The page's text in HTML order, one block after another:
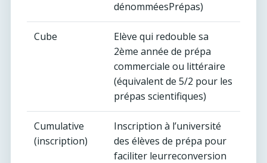
dénomméesPrépas)
Cube
Elève qui redouble sa
2ème année de prépa
commerciale ou littéraire
(équivalent de 5/2 pour les
prépas scientifiques)
Cumulative
(inscription)
Inscription à l’université
des élèves de prépa pour
faciliter leurreconversion